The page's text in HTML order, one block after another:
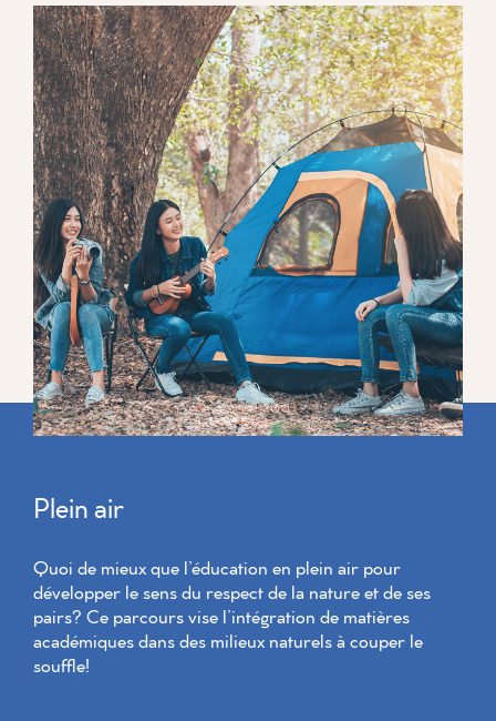
Plein air
Quoi de mieux que l’éducation en plein air pour
développer le sens du respect de la nature et de ses
pairs? Ce parcours vise l’intégration de matières
académiques dans des milieux naturels à couper le
souffle!